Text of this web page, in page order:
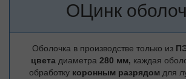
ОЦинк
Оболочка в производстве только из
цвета диаметра 280 мм, каждая
обработку коронным разрядом для